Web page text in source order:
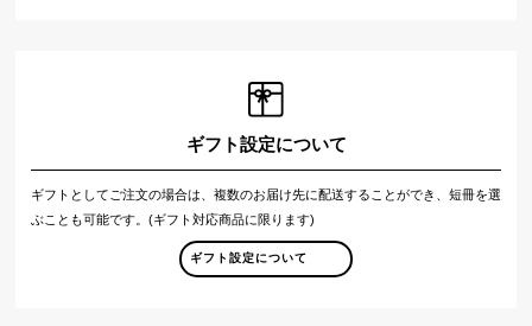
ギフト設定について
ギフトとしてご注文の場合は、複数のお届け先に配送することができ、短冊を選
ぶことも可能です。(ギフト対応商品に限ります)
ギフト設定について